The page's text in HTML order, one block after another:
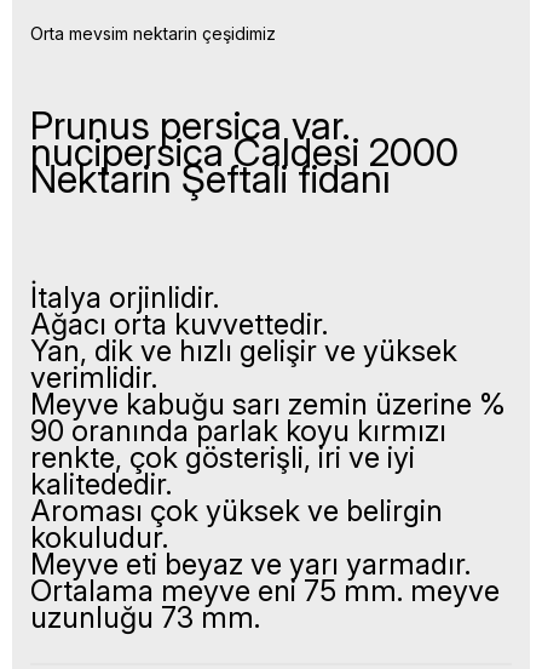
Orta mevsim nektarin çeşidimiz
Prunus persica var.
nucipersica Caldesi 2000
Nektarin Şeftali fidanı
İtalya orjinlidir.
Ağacı orta kuvvettedir.
Yan, dik ve hızlı gelişir ve yüksek
verimlidir.
Meyve kabuğu sarı zemin üzerine %
90 oranında parlak koyu kırmızı
renkte, çok gösterişli, iri ve iyi
kalitededir.
Aroması çok yüksek ve belirgin
kokuludur.
Meyve eti beyaz ve yarı yarmadır.
Ortalama meyve eni 75 mm. meyve
uzunluğu 73 mm.